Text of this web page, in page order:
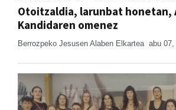
Otoitzaldia, larunbat honetan,
Kandidaren omenez
Berrozpeko Jesusen Alaben Elkartea abu 07,